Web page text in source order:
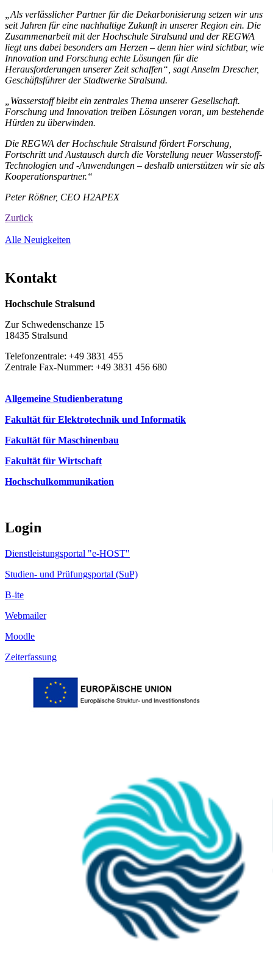
„Als verlässlicher Partner für die Dekarbonisierung setzen wir uns
seit Jahren für eine nachhaltige Zukunft in unserer Region ein. Die
Zusammenarbeit mit der Hochschule Stralsund und der REGWA
liegt uns dabei besonders am Herzen – denn hier wird sichtbar, wie
Innovation und Forschung echte Lösungen für die
Herausforderungen unserer Zeit schaffen“, sagt Anselm Drescher,
Geschäftsführer der Stadtwerke Stralsund.
„Wasserstoff bleibt ein zentrales Thema unserer Gesellschaft.
Forschung und Innovation treiben Lösungen voran, um bestehende
Hürden zu überwinden.
Die REGWA der Hochschule Stralsund fördert Forschung,
Fortschritt und Austausch durch die Vorstellung neuer Wasserstoff-
Technologien und -Anwendungen – deshalb unterstützen wir sie als
Kooperationspartner.“
Peter Rößner, CEO H2APEX
Zurück
Alle Neuigkeiten
Kon­takt
Hochschule Stralsund
Zur Schwedenschanze 15
18435 Stralsund
Telefonzentrale: +49 3831 455
Zentrale Fax-Nummer: +49 3831 456 680
Allgemeine Studienberatung
Fakultät für Elektrotechnik und Informatik
Fakultät für Maschinenbau
Fakultät für Wirtschaft
Hochschulkommunikation
Login
Dienstleistungsportal "e-HOST"
Studien- und Prüfungsportal (SuP)
B-ite
Webmailer
Moodle
Zeiterfassung